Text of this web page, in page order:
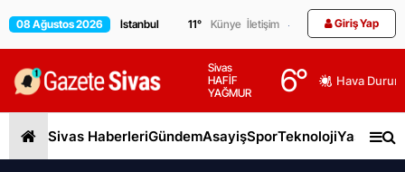
08 Ağustos 2026 11° Künye İletişim Giriş Yap
Sivas
HAFİF
YAĞMUR
6° Hava
Sivas HaberleriGündemAsayişSporTeknolojiYaşam